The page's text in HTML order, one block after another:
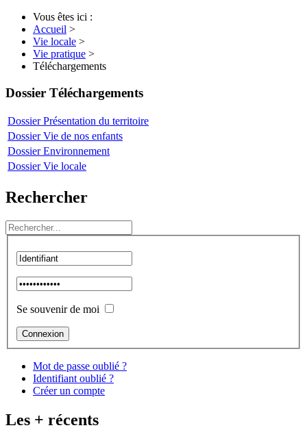
Vous êtes ici :
Accueil >
Vie locale >
Vie pratique >
Téléchargements
Dossier Téléchargements
Dossier Présentation du territoire
Dossier Vie de nos enfants
Dossier Environnement
Dossier Vie locale
Rechercher
Se souvenir de moi
Mot de passe oublié ?
Identifiant oublié ?
Créer un compte
Les + récents